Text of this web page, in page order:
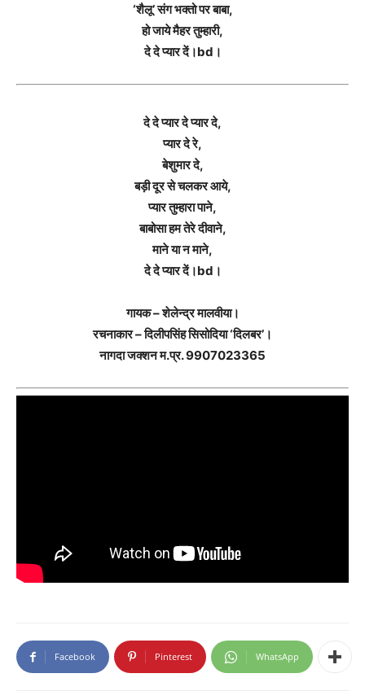
‘शैलू’ संग भक्तो पर बाबा,
हो जाये मैहर तुम्हारी,
दे दे प्यार दें।bd।
दे दे प्यार दे प्यार दे,
प्यार दे रे,
बेशुमार दे,
बड़ी दूर से चलकर आये,
प्यार तुम्हारा पाने,
बाबोसा हम तेरे दीवाने,
माने या न माने,
दे दे प्यार दें।bd।
गायक – शेलेन्द्र मालवीया।
रचनाकार – दिलीपसिंह सिसोदिया ‘दिलबर’।
नागदा जक्शन म.प्र. 9907023365
Facebook Pinterest WhatsApp